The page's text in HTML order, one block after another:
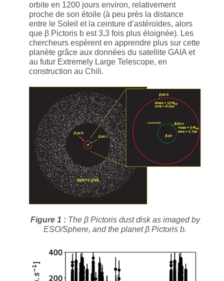
orbite en 1200 jours environ, relativement
proche de son étoile (à peu près la distance
entre le Soleil et la ceinture d’astéroïdes, alors
que β Pictoris b est 3,3 fois plus éloignée). Les
chercheurs espèrent en apprendre plus sur cette
planète grâce aux données du satellite GAIA et
au futur Extremely Large Telescope, en
construction au Chili.
Figure 1 :The β Pictoris dust disk as imaged by
ESO/Sphere, and the planet β Pictoris b.